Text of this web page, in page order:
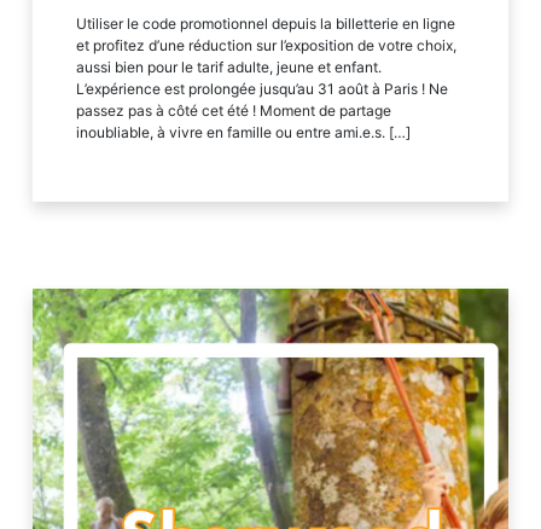
Utiliser le code promotionnel depuis la billetterie en ligne
et profitez d’une réduction sur l’exposition de votre choix,
aussi bien pour le tarif adulte, jeune et enfant.
L’expérience est prolongée jusqu’au 31 août à Paris ! Ne
passez pas à côté cet été ! Moment de partage
inoubliable, à vivre en famille ou entre ami.e.s. […]